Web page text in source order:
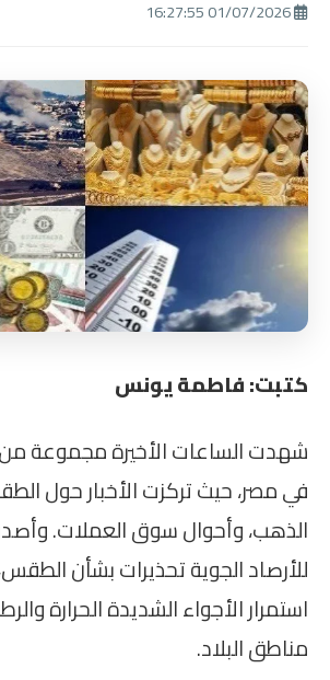
كتبت: فاطمة يونس
شهدت الساعات الأخيرة مجموعة من
في مصر، حيث تركزت الأخبار حول
الذهب، وأحوال سوق العملات.
للأرصاد الجوية تحذيرات بشأن
استمرار الأجواء الشديدة الحرارة
مناطق البلاد.